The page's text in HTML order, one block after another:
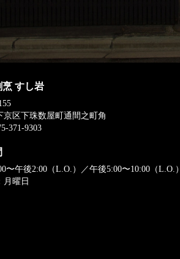
すし岩
京区下珠数屋町通間之町角
371-9303
〜午後2:00（L.O.）／午後5:00〜10:00（L.O.）
月曜日